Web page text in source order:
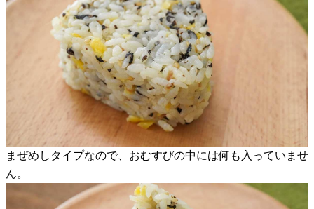
まぜめしタイプなので、おむすびの中には何も入っていませ
ん。